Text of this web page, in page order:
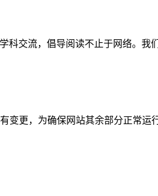
科交流，倡导阅读不止于网络。
变更，为确保网站其余部分正常